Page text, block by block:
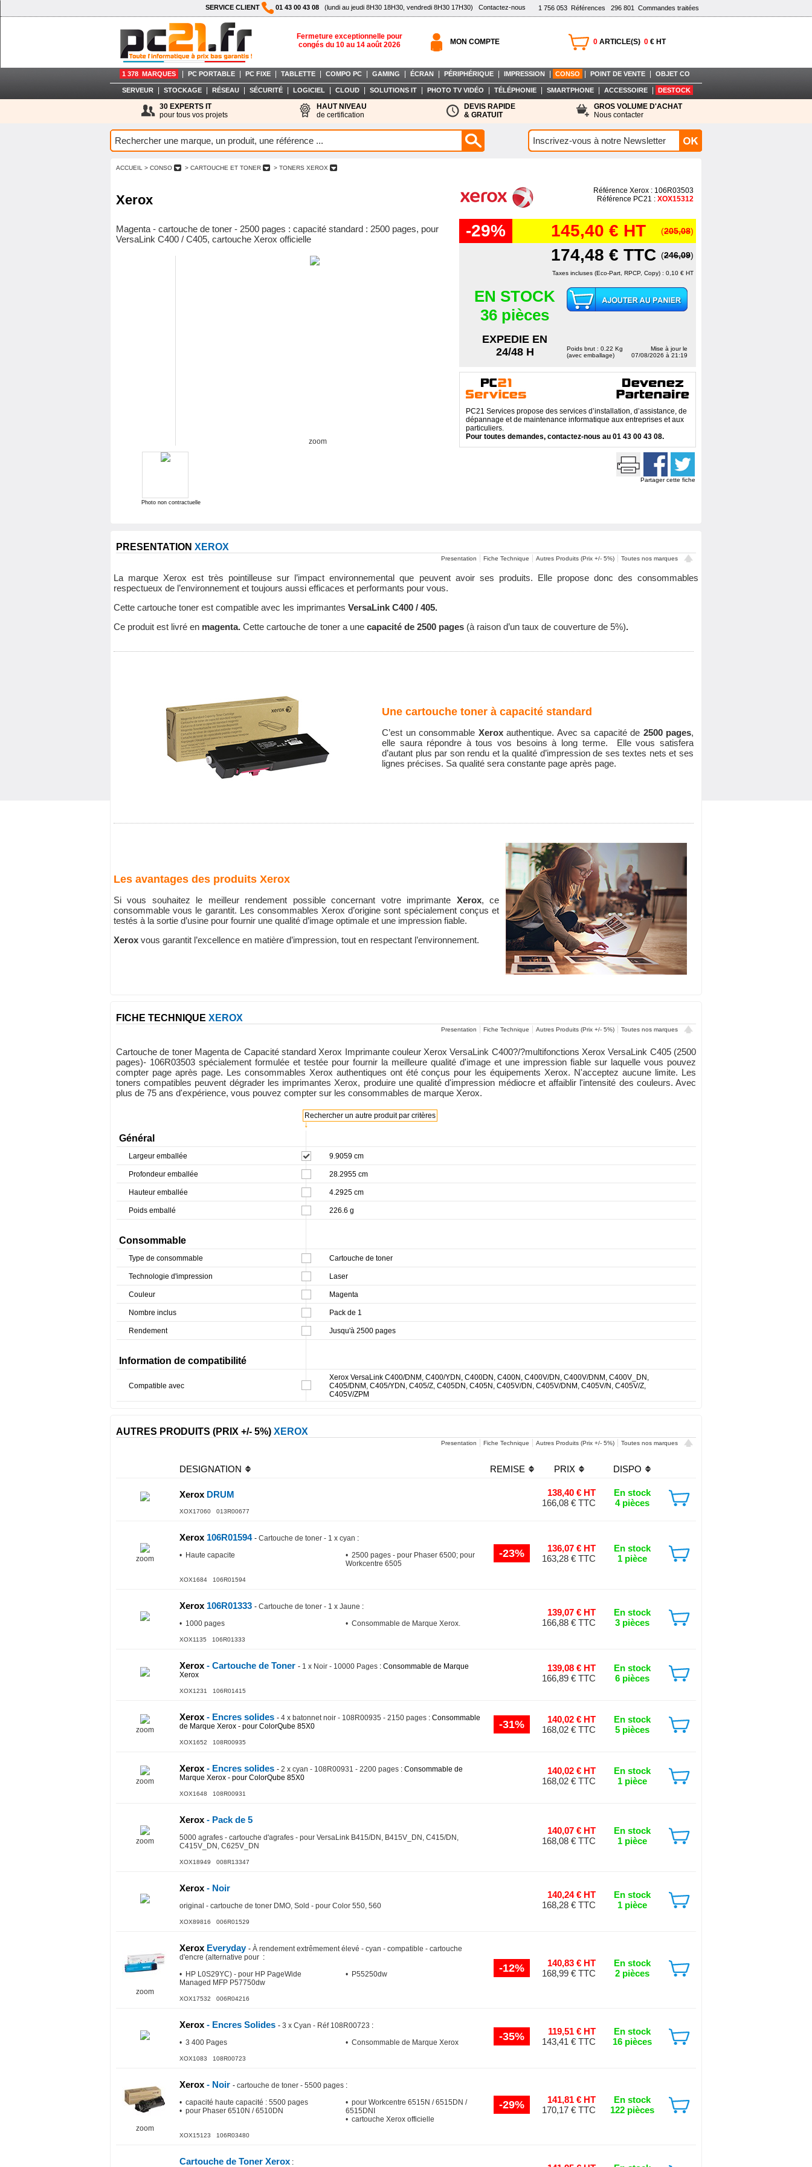
1 756 053 Références 296 801 Commandes traitées
SERVICE CLIENT 01 43 00 43 08 (lundi au jeudi 8H30 18H30, vendredi 8H30 17H30) Contactez-nous
Fermeture exceptionnelle pour
congés du 10 au 14 août 2026
0 ARTICLE(S) 0 € HT
MON COMPTE
1 378 MARQUES PC PORTABLE PC FIXE TABLETTE COMPO PC GAMING ÉCRAN PÉRIPHÉRIQUE IMPRESSION CONSO POINT DE VENTE OBJET CO
SERVEUR STOCKAGE RÉSEAU SÉCURITÉ LOGICIEL CLOUD SOLUTIONS IT PHOTO TV VIDÉO TÉLÉPHONIE SMARTPHONE ACCESSOIRE DESTOCK
30 EXPERTS IT
pour tous vos projets
HAUT NIVEAU
de certification
DEVIS RAPIDE
& GRATUIT
GROS VOLUME D'ACHAT
Nous contacter
ACCUEIL > CONSO > CARTOUCHE ET TONER > TONERS XEROX
Xerox
Magenta - cartouche de toner - 2500 pages : capacité standard : 2500 pages, pour
VersaLink C400 / C405, cartouche Xerox officielle
zoom
Photo non contractuelle
Référence Xerox : 106R03503
Référence PC21 : XOX15312
-29% 145,40 € HT (205,08)
174,48 € TTC (246,09)
Taxes incluses (Eco-Part, RPCP, Copy) : 0,10 € HT
EN STOCK
36 pièces
EXPEDIE EN
24/48 H
Poids brut : 0.22 Kg
(avec emballage)
Mise à jour le
07/08/2026 à 21:19
PC21 Services propose des services d’installation, d’assistance, de
dépannage et de maintenance informatique aux entreprises et aux
particuliers.
Pour toutes demandes, contactez-nous au 01 43 00 43 08.
Partager cette fiche
PRESENTATION XEROX
Presentation Fiche Technique Autres Produits (Prix +/- 5%) Toutes nos marques
La marque Xerox est très pointilleuse sur l’impact environnemental que peuvent avoir ses produits. Elle propose donc des consommables
respectueux de l’environnement et toujours aussi efficaces et performants pour vous.
Cette cartouche toner est compatible avec les imprimantes VersaLink C400 / 405.
Ce produit est livré en magenta. Cette cartouche de toner a une capacité de 2500 pages (à raison d’un taux de couverture de 5%).
Une cartouche toner à capacité standard
C’est un consommable Xeroxauthentique. Avec sa capacité de 2500 pages,
elle saura répondre à tous vos besoins à long terme. Elle vous satisfera
d’autant plus par son rendu et la qualité d’impression de ses textes nets et ses
lignes précises. Sa qualité sera constante page après page.
Les avantages des produits Xerox
Si vous souhaitez le meilleur rendement possible concernant votre imprimante Xerox, ce
consommable vous le garantit. Les consommables Xerox d’origine sont spécialement conçus et
testés à la sortie d’usine pour fournir une qualité d’image optimale et une impression fiable.
Xerox vous garantit l’excellence en matière d’impression, tout en respectant l’environnement.
FICHE TECHNIQUE XEROX
Presentation Fiche Technique Autres Produits (Prix +/- 5%) Toutes nos marques
Cartouche de toner Magenta de Capacité standard Xerox Imprimante couleur Xerox VersaLink C400?/?multifonctions Xerox VersaLink C405 (2500
pages)- 106R03503 spécialement formulée et testée pour fournir la meilleure qualité d'image et une impression fiable sur laquelle vous pouvez
compter page après page. Les consommables Xerox authentiques ont été conçus pour les équipements Xerox. N'acceptez aucune limite. Les
toners compatibles peuvent dégrader les imprimantes Xerox, produire une qualité d'impression médiocre et affaiblir l'intensité des couleurs. Avec
plus de 75 ans d'expérience, vous pouvez compter sur les consommables de marque Xerox.
↓
Rechercher un autre produit par critères
Général
Largeur emballée 9.9059 cm
Profondeur emballée 28.2955 cm
Hauteur emballée 4.2925 cm
Poids emballé 226.6 g
Consommable
Type de consommable Cartouche de toner
Technologie d'impression Laser
Couleur Magenta
Nombre inclus Pack de 1
Rendement Jusqu'à 2500 pages
Information de compatibilité
Compatible avec
Xerox VersaLink C400/DNM, C400/YDN, C400DN, C400N, C400V/DN, C400V/DNM, C400V_DN,
C405/DNM, C405/YDN, C405/Z, C405DN, C405N, C405V/DN, C405V/DNM, C405V/N, C405V/Z,
C405V/ZPM
AUTRES PRODUITS (PRIX +/- 5%) XEROX
Presentation Fiche Technique Autres Produits (Prix +/- 5%) Toutes nos marques
DESIGNATION REMISE PRIX DISPO
Xerox DRUM
XOX17060 013R00677
138,40 € HT
166,08 € TTC
En stock
4 pièces
zoom
Xerox 106R01594 - Cartouche de toner - 1 x cyan :
• Haute capacite
• 2500 pages - pour Phaser 6500; pour
Workcentre 6505
XOX1684 106R01594
-23%
136,07 € HT
163,28 € TTC
En stock
1 pièce
Xerox 106R01333 - Cartouche de toner - 1 x Jaune :
• 1000 pages
• Consommable de Marque Xerox.
XOX1135 106R01333
139,07 € HT
166,88 € TTC
En stock
3 pièces
Xerox - Cartouche de Toner - 1 x Noir - 10000 Pages : Consommable de Marque
Xerox
XOX1231 106R01415
139,08 € HT
166,89 € TTC
En stock
6 pièces
zoom
Xerox - Encres solides - 4 x batonnet noir - 108R00935 - 2150 pages : Consommable
de Marque Xerox - pour ColorQube 85X0
XOX1652 108R00935
-31%
140,02 € HT
168,02 € TTC
En stock
5 pièces
zoom
Xerox - Encres solides - 2 x cyan - 108R00931 - 2200 pages : Consommable de
Marque Xerox - pour ColorQube 85X0
XOX1648 108R00931
140,02 € HT
168,02 € TTC
En stock
1 pièce
zoom
Xerox - Pack de 5
5000 agrafes - cartouche d'agrafes - pour VersaLink B415/DN, B415V_DN, C415/DN,
C415V_DN, C625V_DN
XOX18949 008R13347
140,07 € HT
168,08 € TTC
En stock
1 pièce
Xerox - Noir
original - cartouche de toner DMO, Sold - pour Color 550, 560
XOX89816 006R01529
140,24 € HT
168,28 € TTC
En stock
1 pièce
zoom
Xerox Everyday - À rendement extrêmement élevé - cyan - compatible - cartouche
d'encre (alternative pour :
• HP L0S29YC) - pour HP PageWide
Managed MFP P57750dw
• P55250dw
XOX17532 006R04216
-12%
140,83 € HT
168,99 € TTC
En stock
2 pièces
Xerox - Encres Solides - 3 x Cyan - Réf 108R00723 :
• 3 400 Pages
• Consommable de Marque Xerox
XOX1083 108R00723
-35%
119,51 € HT
143,41 € TTC
En stock
16 pièces
zoom
Xerox - Noir - cartouche de toner - 5500 pages :
• capacité haute capacité : 5500 pages
• pour Phaser 6510N / 6510DN
• pour Workcentre 6515N / 6515DN /
6515DNI
• cartouche Xerox officielle
XOX15123 106R03480
-29%
141,81 € HT
170,17 € TTC
En stock
122 pièces
Cartouche de Toner Xerox :